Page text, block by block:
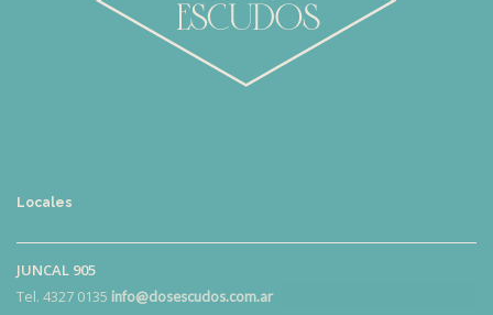
Locales
JUNCAL 905
Tel. 4327 0135 info@dosescudos.com.ar